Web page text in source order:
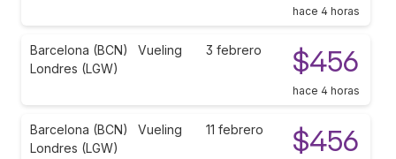
hace 4 horas
Barcelona (BCN)
Londres (LGW)
Vueling 3 febrero $456
hace 4 horas
Barcelona (BCN)
Londres (LGW)
Vueling 11 febrero $456